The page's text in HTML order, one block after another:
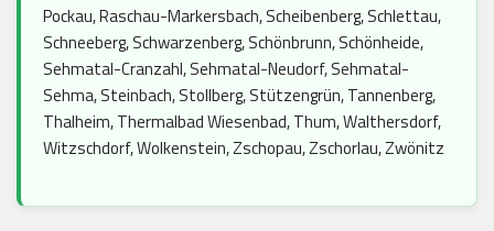
Pockau, Raschau-Markersbach, Scheibenberg, Schlettau,
Schneeberg, Schwarzenberg, Schönbrunn, Schönheide,
Sehmatal-Cranzahl, Sehmatal-Neudorf, Sehmatal-
Sehma, Steinbach, Stollberg, Stützengrün, Tannenberg,
Thalheim, Thermalbad Wiesenbad, Thum, Walthersdorf,
Witzschdorf, Wolkenstein, Zschopau, Zschorlau, Zwönitz